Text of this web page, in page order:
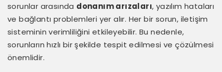
sorunlar arasında donanım arızaları, yazılım hataları
ve bağlantı problemleri yer alır. Her bir sorun, iletişim
sisteminin verimliliğini etkileyebilir. Bu nedenle,
sorunların hızlı bir şekilde tespit edilmesi ve çözülmesi
önemlidir.